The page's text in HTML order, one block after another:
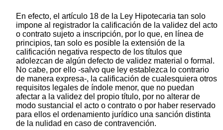
En efecto, el artículo 18 de la Ley Hipotecaria tan solo
impone al registrador la calificación de la validez del acto
o contrato sujeto a inscripción, por lo que, en línea de
principios, tan solo es posible la extensión de la
calificación negativa respecto de los títulos que
adolezcan de algún defecto de validez material o formal.
No cabe, por ello -salvo que ley establezca lo contrario
de manera expresa-, la calificación de cualesquiera otros
requisitos legales de índole menor, que no puedan
afectar a la validez del propio título, por no alterar de
modo sustancial el acto o contrato o por haber reservado
para ellos el ordenamiento jurídico una sanción distinta
de la nulidad en caso de contravención.